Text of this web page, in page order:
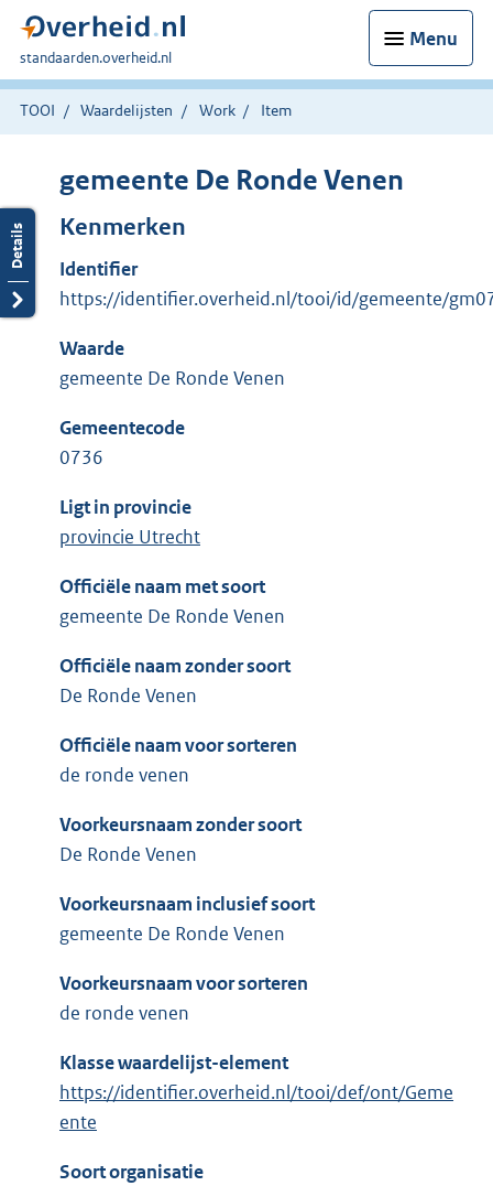
Menu
U
bent
hier:
standaarden.overheid.nl
TOOI Waardelijsten Work Item
gemeente De Ronde Venen
Kenmerken
Identifier
https://identifier.overheid.nl/tooi/id/gemeente/
Waarde
gemeente De Ronde Venen
Gemeentecode
0736
Ligt in provincie
provincie Utrecht
Officiële naam met soort
gemeente De Ronde Venen
Officiële naam zonder soort
De Ronde Venen
Officiële naam voor sorteren
de ronde venen
Voorkeursnaam zonder soort
De Ronde Venen
Voorkeursnaam inclusief soort
gemeente De Ronde Venen
Voorkeursnaam voor sorteren
de ronde venen
Klasse waardelijst-element
https://identifier.overheid.nl/tooi/def/ont/Geme
ente
Soort organisatie